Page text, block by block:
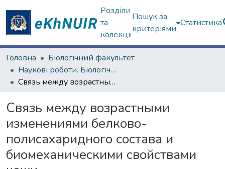
Розділи
та
колекції
Пошук за
критеріями
Статистика
Головна
Біологічний факультет
Наукові роботи. Біологічний факультет
Связь между возрастными изменениями белково-полисахаридного состава и биомеханическими свойствами кожи
Связь между возрастными
изменениями белково-
полисахаридного состава и
биомеханическими свойствами